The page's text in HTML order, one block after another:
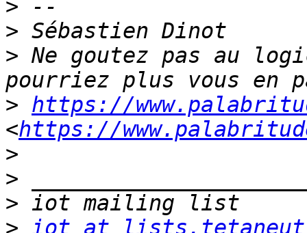
>
>
> Ne goutez pas au
> https://
<https://
>
>
>
> iot at